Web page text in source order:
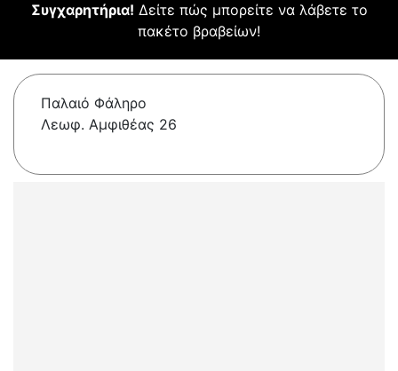
Συγχαρητήρια! Δείτε πώς μπορείτε να λάβετε το
πακέτο βραβείων!
Παλαιό Φάληρο
Λεωφ. Αμφιθέας 26